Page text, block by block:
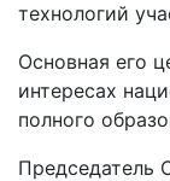
технологий
Основная его
интересах
полного
Председатель